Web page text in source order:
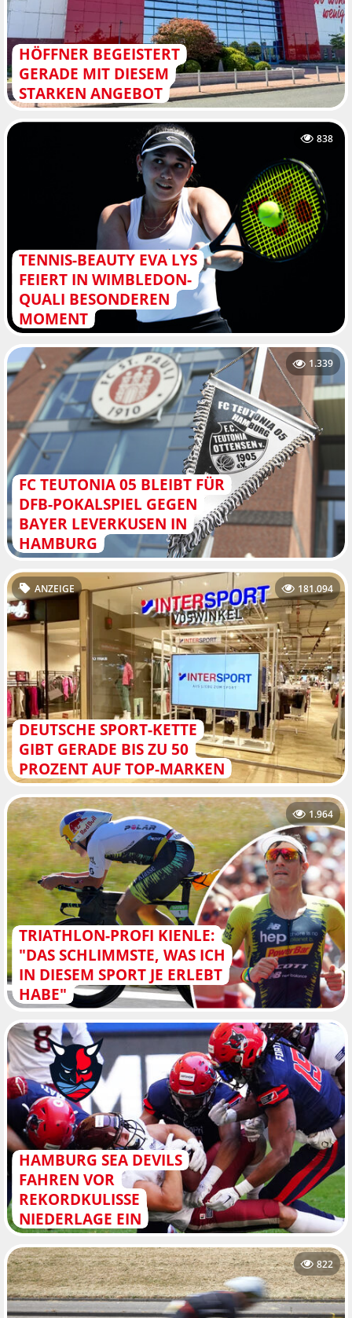
HÖFFNER BEGEISTERT
GERADE MIT DIESEM
STARKEN ANGEBOT
TENNIS-BEAUTY EVA LYS
FEIERT IN WIMBLEDON-
QUALI BESONDEREN
MOMENT
838
FC TEUTONIA 05 BLEIBT FÜR
DFB-POKALSPIEL GEGEN
BAYER LEVERKUSEN IN
HAMBURG
1.339
DEUTSCHE SPORT-KETTE
GIBT GERADE BIS ZU 50
PROZENT AUF TOP-MARKEN
ANZEIGE 181.094
TRIATHLON-PROFI KIENLE:
"DAS SCHLIMMSTE, WAS ICH
IN DIESEM SPORT JE ERLEBT
HABE"
1.964
HAMBURG SEA DEVILS
FAHREN VOR
REKORDKULISSE
NIEDERLAGE EIN
822